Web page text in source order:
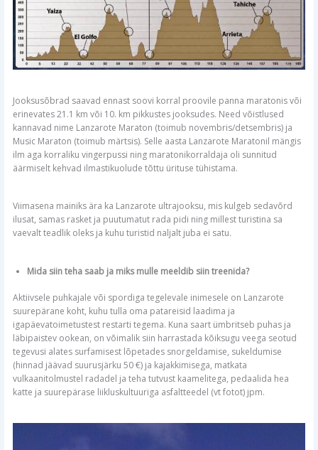
Jooksusõbrad saavad ennast soovi korral proovile panna maratonis või
erinevates 21.1 km või 10. km pikkustes jooksudes. Need võistlused
kannavad nime Lanzarote Maraton (toimub novembris/detsembris) ja
Music Maraton (toimub märtsis). Selle aasta Lanzarote Maratonil mängis
ilm aga korraliku vingerpussi ning maratonikorraldaja oli sunnitud
äärmiselt kehvad ilmastikuolude tõttu ürituse tühistama.
Viimasena mainiks ära ka Lanzarote ultrajooksu, mis kulgeb sedavõrd
ilusat, samas rasket ja puutumatut rada pidi ning millest turistina sa
vaevalt teadlik oleks ja kuhu turistid naljalt juba ei satu.
Mida siin teha saab ja miks mulle meeldib siin treenida?
Aktiivsele puhkajale või spordiga tegelevale inimesele on Lanzarote
suurepärane koht, kuhu tulla oma patareisid laadima ja
igapäevatoimetustest restarti tegema. Kuna saart ümbritseb puhas ja
läbipaistev ookean, on võimalik siin harrastada kõiksugu veega seotud
tegevusi alates surfamisest lõpetades snorgeldamise, sukeldumise
(hinnad jäävad suurusjärku 50 €) ja kajakkimisega, matkata
vulkaanitolmustel radadel ja teha tutvust kaamelitega, pedaalida hea
katte ja suurepärase liikluskultuuriga asfaltteedel (vt fotot) jpm.